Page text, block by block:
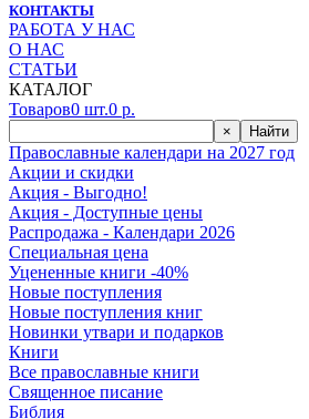
КОНТАКТЫ
РАБОТА У НАС
О НАС
СТАТЬИ
КАТАЛОГ
Товаров0 шт.0 р.
× Найти
Православные календари на 2027 год
Акции и скидки
Акция - Выгодно!
Акция - Доступные цены
Распродажа - Календари 2026
Специальная цена
Уцененные книги -40%
Новые поступления
Новые поступления книг
Новинки утвари и подарков
Книги
Все православные книги
Священное писание
Библия